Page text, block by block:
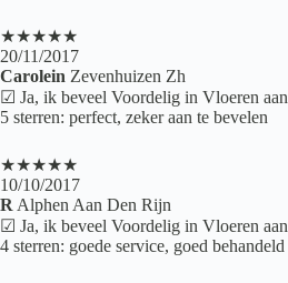
★★★★★
20/11/2017
Carolein Zevenhuizen Zh
☑ Ja, ik beveel Voordelig in Vloeren aan
5 sterren: perfect, zeker aan te bevelen
★★★★★
10/10/2017
R Alphen Aan Den Rijn
☑ Ja, ik beveel Voordelig in Vloeren aan
4 sterren: goede service, goed behandeld